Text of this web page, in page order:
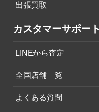
出張買取
カスタマーサポート
LINEから査定
全国店舗一覧
よくある質問